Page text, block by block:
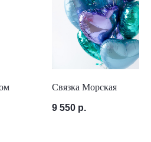
Связка Морская
9 550 р.